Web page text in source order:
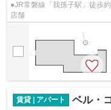
●JR常磐線「我孫子駅」徒歩
店舗
賃貸 | アパート ベル・